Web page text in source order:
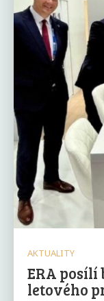
AKTUALITY
ERA
letového